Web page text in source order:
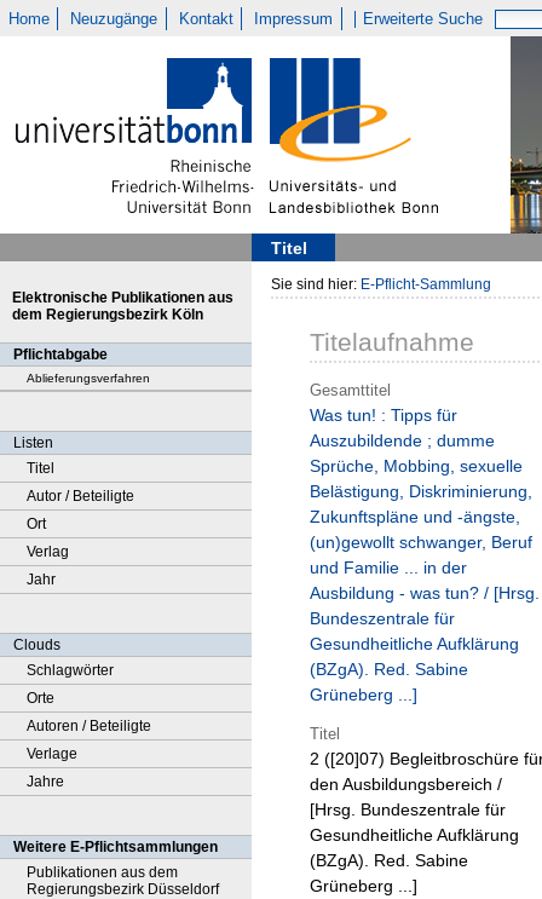
Home Neuzugänge Kontakt Impressum Erweiterte Suche
Titel
Elektronische Publikationen aus
dem Regierungsbezirk Köln
Pflichtabgabe
Ablieferungsverfahren
Listen
Titel
Autor / Beteiligte
Ort
Verlag
Jahr
Clouds
Schlagwörter
Orte
Autoren / Beteiligte
Verlage
Jahre
Weitere E-Pflichtsammlungen
Publikationen aus dem
Regierungsbezirk Düsseldorf
Sie sind hier: E-Pflicht-Sammlung
Titelaufnahme
Gesamttitel
Was tun! : Tipps für
Auszubildende ; dumme
Sprüche, Mobbing, sexuelle
Belästigung, Diskriminierung,
Zukunftspläne und -ängste,
(un)gewollt schwanger, Beruf
und Familie ... in der
Ausbildung - was tun? / [Hrsg.
Bundeszentrale für
Gesundheitliche Aufklärung
(BZgA). Red. Sabine
Grüneberg ...]
Titel
2 ([20]07) Begleitbroschüre
den Ausbildungsbereich /
[Hrsg. Bundeszentrale für
Gesundheitliche Aufklärung
(BZgA). Red. Sabine
Grüneberg ...]